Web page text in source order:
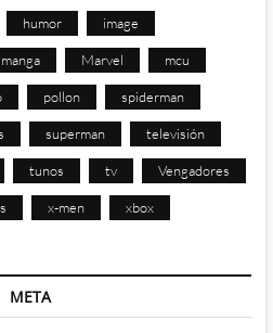
humor image
manga Marvel mcu
pollon spiderman
superman televisión
tunos tv Vengadores
x-men xbox
META